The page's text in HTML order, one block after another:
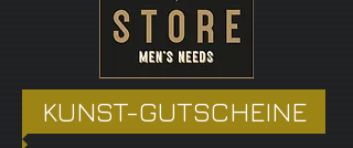
KUNST-GUTSCHEINE